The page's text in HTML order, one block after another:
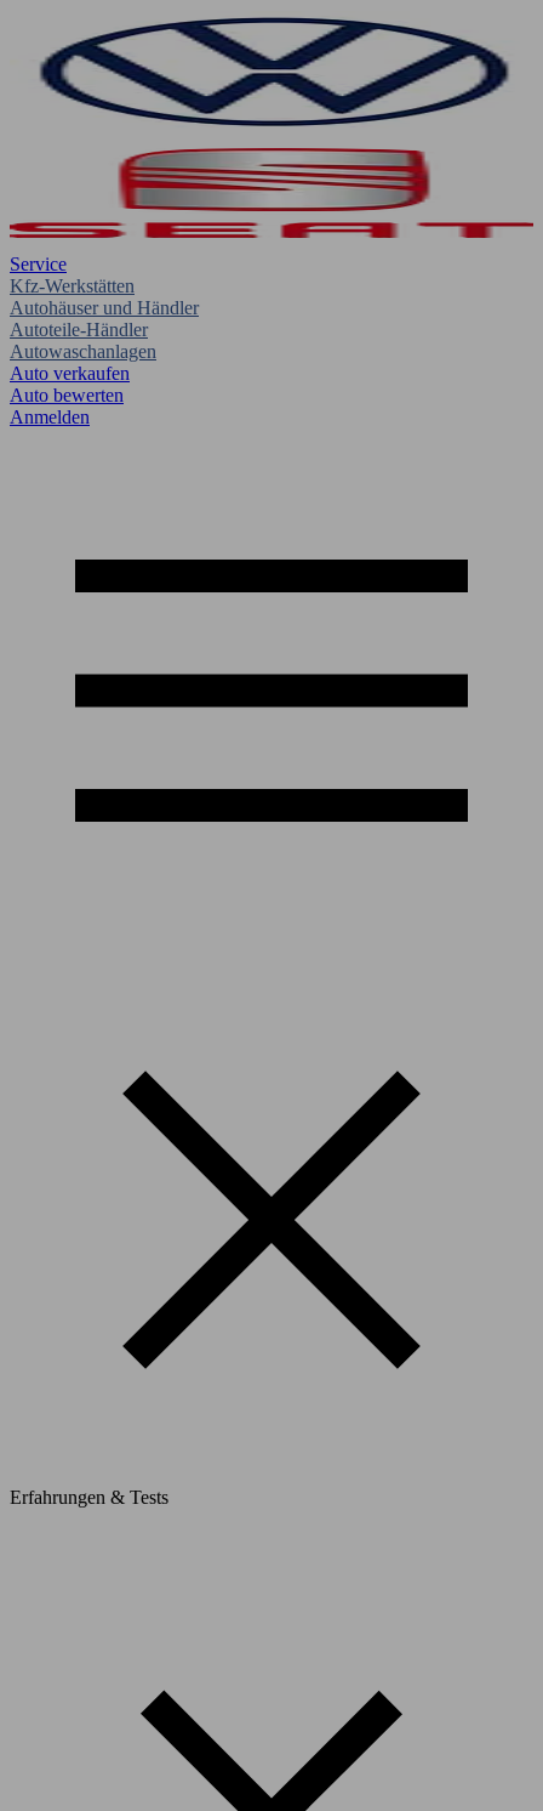
Service
Kfz-Werkstätten
Autohäuser und Händler
Autoteile-Händler
Autowaschanlagen
Auto verkaufen
Auto bewerten
Anmelden
Erfahrungen & Tests